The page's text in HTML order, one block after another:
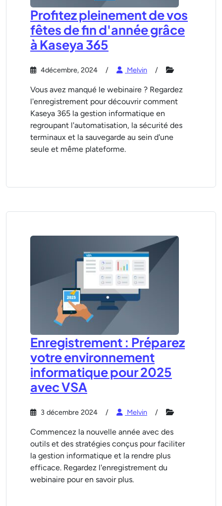
Profitez pleinement de vos
fêtes de fin d'année grâce
à Kaseya 365
4décembre, 2024 Melvin
Vous avez manqué le webinaire ? Regardez
l'enregistrement pour découvrir comment
Kaseya 365 la gestion informatique en
regroupant l'automatisation, la sécurité des
terminaux et la sauvegarde au sein d'une
seule et même plateforme.
Enregistrement : Préparez
votre environnement
informatique pour 2025
avec VSA
3 décembre 2024 Melvin
Commencez la nouvelle année avec des
outils et des stratégies conçus pour faciliter
la gestion informatique et la rendre plus
efficace. Regardez l'enregistrement du
webinaire pour en savoir plus.